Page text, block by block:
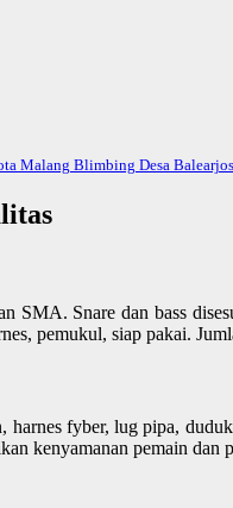
Malang Blimbing Desa
Snare dan bass
pemukul, siap pakai.
fyber, lug pipa,
kenyamanan pemain dan